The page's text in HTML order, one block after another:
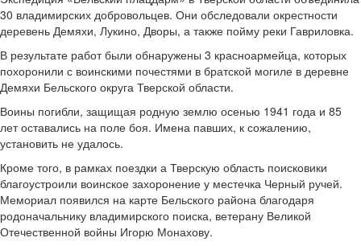
30 владимирских добровольцев. Они обследовали окрестности
деревень Демяхи, Лукино, Дворы, а также пойму реки Гавриловка.
В результате работ были обнаружены 3 красноармейца, которых
похоронили с воинскими почестями в братской могиле в деревне
Демяхи Бельского округа Тверской области.
Воины погибли, защищая родную землю осенью 1941 года и 85
лет оставались на поле боя. Имена павших, к сожалению,
установить не удалось.
Кроме того, в рамках поездки а Тверскую область поисковики
благоустроили воинское захоронение у местечка Черный ручей.
Мемориал появился на карте Бельского района благодаря
родоначальнику владимирского поиска, ветерану Великой
Отечественной войны Игорю Монахову.